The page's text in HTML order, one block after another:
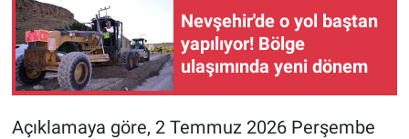
Nevşehir'de o yol baştan
yapılıyor! Bölge
ulaşımında yeni dönem
Açıklamaya göre, 2 Temmuz 2026 Perşembe